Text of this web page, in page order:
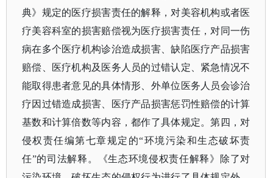
典》规定的医疗损害责任的解释，对美容机构或者医
疗美容科室的损害赔偿视为医疗损害责任，对同一伤
病在多个医疗机构诊治造成损害、缺陷医疗产品损害
赔偿、医疗机构及医务人员的过错认定、紧急情况不
能取得患者意见的具体情形、外单位医务人员会诊治
疗因过错造成损害、医疗产品损害惩罚性赔偿的计算
基数和计算倍数等内容，都作了具体规定。第四，对
侵权责任编第七章规定的“环境污染和生态破坏责
任”的司法解释。《生态环境侵权责任解释》除了对